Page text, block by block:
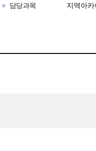
담당과목
지역아